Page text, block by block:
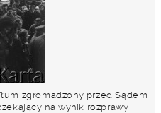
zgromadzony przed Sądem
na wynik rozprawy